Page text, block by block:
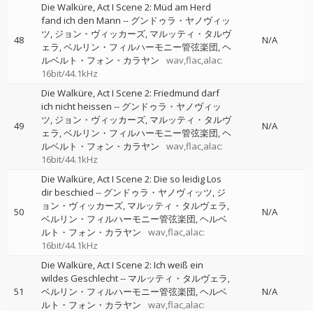
48
Die Walküre, Act I Scene 2: Müd am Herd
fand ich den Mann -- グンドゥラ・ヤノヴィッ
ツ ジョン・ヴィッカーズ マルッティ・タルヴ
ェラ ベルリン・フィルハーモニー管弦楽団 ヘ
ルベルト・フォン・カラヤン
wav,flac,alac:
16bit/44.1kHz
N/A
49
Die Walküre, Act I Scene 2: Friedmund darf
ich nicht heissen -- グンドゥラ・ヤノヴィッ
ツ ジョン・ヴィッカーズ マルッティ・タルヴ
ェラ ベルリン・フィルハーモニー管弦楽団 ヘ
ルベルト・フォン・カラヤン
wav,flac,alac:
16bit/44.1kHz
N/A
50
Die Walküre, Act I Scene 2: Die so leidig Los
dir beschied -- グンドゥラ・ヤノヴィッツ ジ
ョン・ヴィッカーズ マルッティ・タルヴェラ
ベルリン・フィルハーモニー管弦楽団 ヘルベ
ルト・フォン・カラヤン
wav,flac,alac:
16bit/44.1kHz
N/A
51
Die Walküre, Act I Scene 2: Ich weiß ein
wildes Geschlecht-- マルッティ・タルヴェラ
ベルリン・フィルハーモニー管弦楽団 ヘルベ
ルト・フォン・カラヤン
wav,flac,alac:
N/A